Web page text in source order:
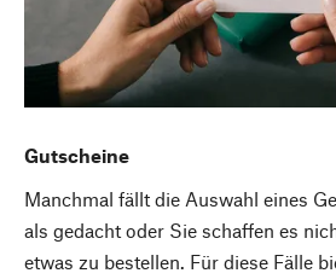
Gutscheine
Manchmal fällt die Auswahl eines
als gedacht oder Sie schaffen es
etwas zu bestellen. Für diese Fälle